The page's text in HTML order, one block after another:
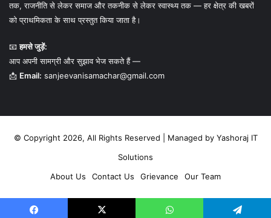
तक, राजनीति से लेकर समाज और तकनीक से लेकर स्वास्थ्य तक — हर क्षेत्र की खबरों
को प्राथमिकता के साथ प्रस्तुत किया जाता है।
📧हमसे जुड़ें:
आप अपनी सामग्री और सुझाव भेज सकते हैं —
📩 Email: sanjeevanisamachar@gmail.com
© Copyright 2026, All Rights Reserved | Managed by Yashoraj IT
Solutions
About Us
Contact Us Grievance Our Team